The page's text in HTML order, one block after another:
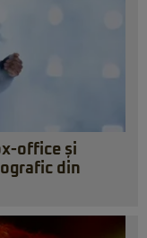
office și
din